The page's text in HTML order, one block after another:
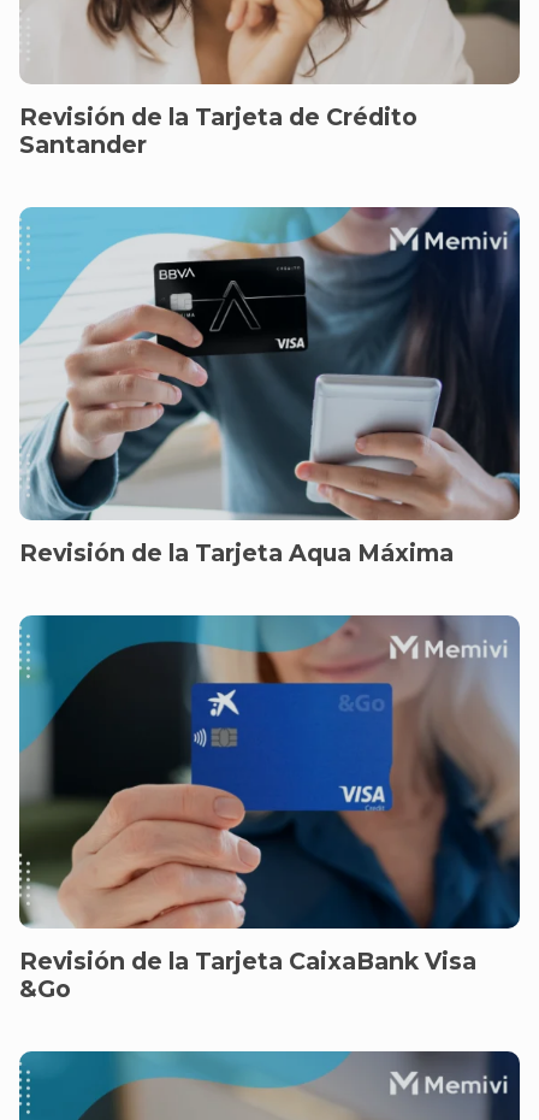
Revisión de la Tarjeta de Crédito
Santander
Revisión de la Tarjeta Aqua Máxima
Revisión de la Tarjeta CaixaBank Visa
&Go